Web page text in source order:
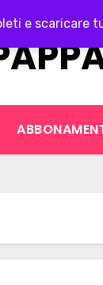
e scaricare